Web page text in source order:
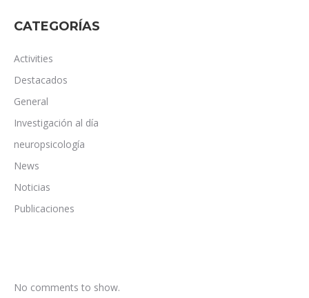
CATEGORÍAS
Activities
Destacados
General
Investigación al día
neuropsicología
News
Noticias
Publicaciones
No comments to show.